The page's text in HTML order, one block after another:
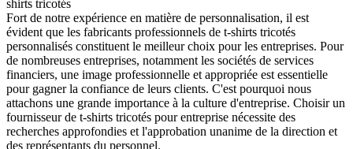
shirts tricotés
Fort de notre expérience en matière de personnalisation, il est
évident que les fabricants professionnels de t-shirts tricotés
personnalisés constituent le meilleur choix pour les entreprises. Pour
de nombreuses entreprises, notamment les sociétés de services
financiers, une image professionnelle et appropriée est essentielle
pour gagner la confiance de leurs clients. C'est pourquoi nous
attachons une grande importance à la culture d'entreprise. Choisir un
fournisseur de t-shirts tricotés pour entreprise nécessite des
recherches approfondies et l'approbation unanime de la direction et
des représentants du personnel.